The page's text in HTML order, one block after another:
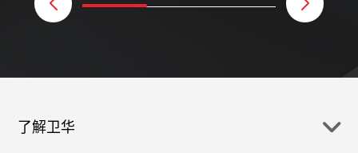
了解卫华